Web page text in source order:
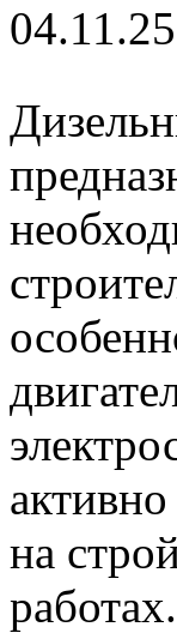
04.11.25
на
работах.